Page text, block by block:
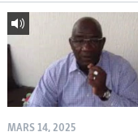
MARS 14, 2025